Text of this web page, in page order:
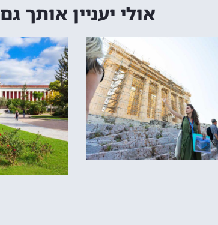
אולי יעניין אותך גם